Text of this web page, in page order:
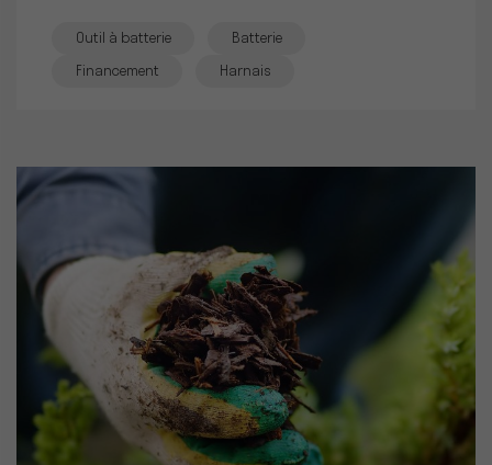
Outil à batterie Batterie
Financement Harnais